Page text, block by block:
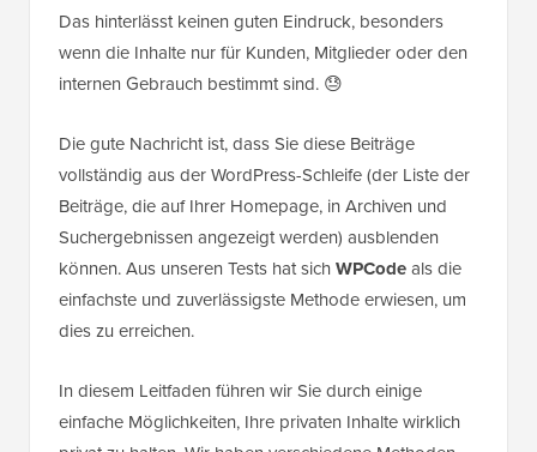
Das hinterlässt keinen guten Eindruck, besonders
wenn die Inhalte nur für Kunden, Mitglieder oder den
internen Gebrauch bestimmt sind. 😓
Die gute Nachricht ist, dass Sie diese Beiträge
vollständig aus der WordPress-Schleife (der Liste der
Beiträge, die auf Ihrer Homepage, in Archiven und
Suchergebnissen angezeigt werden) ausblenden
können. Aus unseren Tests hat sichWPCodeals die
einfachste und zuverlässigste Methode erwiesen, um
dies zu erreichen.
In diesem Leitfaden führen wir Sie durch einige
einfache Möglichkeiten, Ihre privaten Inhalte wirklich